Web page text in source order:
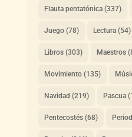
Flauta pentatónica(337)
Juego(78) Lectura(54)
Libros(303) Maestros
Movimiento(135)
Navidad (219) Pascua
Pentecostés(68)